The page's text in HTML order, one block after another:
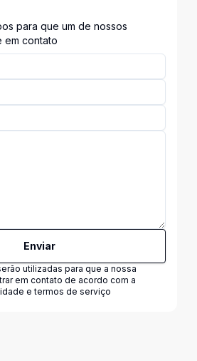
para que um de nossos
em contato
Enviar
utilizadas para que a nossa
em contato de acordo com a
e termos de serviço